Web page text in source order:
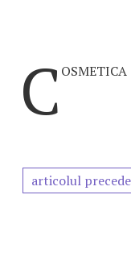
C
articolul